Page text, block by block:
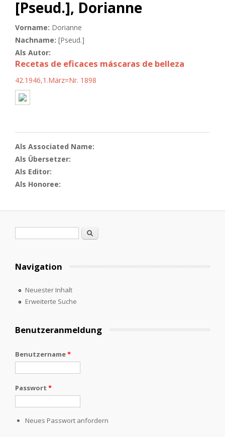
[Pseud.], Dorianne
Vorname: Dorianne
Nachname: [Pseud.]
Als Autor:
Recetas de eficaces máscaras de belleza
42.1946,1.März=Nr. 1898
Als Associated Name:
Als Übersetzer:
Als Editor:
Als Honoree:
Suche
Navigation
Neuester Inhalt
Erweiterte Suche
Benutzeranmeldung
Benutzername*
Passwort *
Neues Passwort anfordern